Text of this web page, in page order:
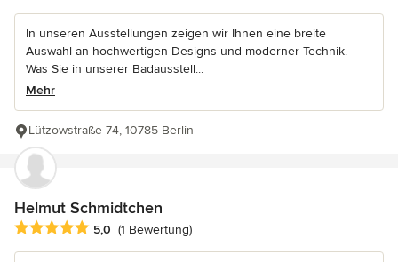
In unseren Ausstellungen zeigen wir Ihnen eine breite
Auswahl an hochwertigen Designs und moderner Technik.
Was Sie in unserer Badausstell...
Mehr
Lützowstraße 74, 10785 Berlin
Helmut Schmidtchen
Durchschnittliche Bewertung: 5 von 5 Sternen
5,0 (1 Bewertung)